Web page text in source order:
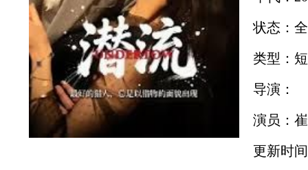
状态：
类型：
导演：
演员：
更新时